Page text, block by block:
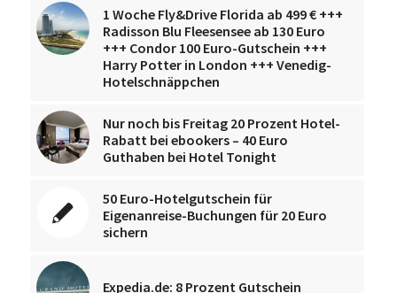
1 Woche Fly&Drive Florida ab 499 € +++
Radisson Blu Fleesensee ab 130 Euro
+++ Condor 100 Euro-Gutschein +++
Harry Potter in London +++ Venedig-
Hotelschnäppchen
Nur noch bis Freitag 20 Prozent Hotel-
Rabatt bei ebookers – 40 Euro
Guthaben bei Hotel Tonight
50 Euro-Hotelgutschein für
Eigenanreise-Buchungen für 20 Euro
sichern
Expedia.de: 8 Prozent Gutschein